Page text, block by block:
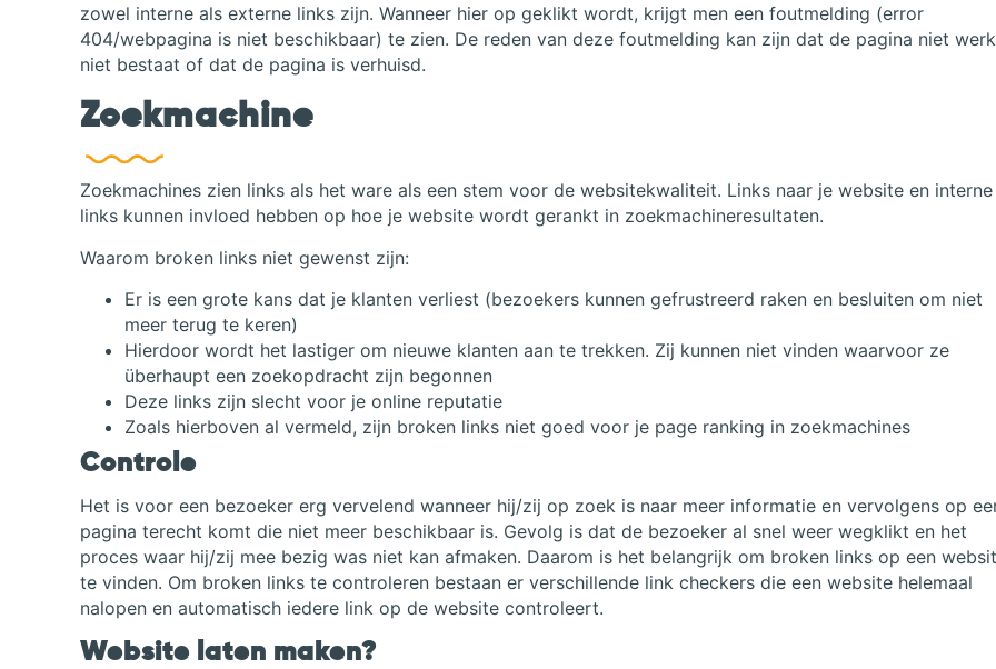
zowel interne als externe links zijn. Wanneer hier op geklikt wordt, krijgt men een foutmelding (error
404/webpagina is niet beschikbaar) te zien. De reden van deze foutmelding kan zijn dat de pagina niet
niet bestaat of dat de pagina is verhuisd.
Zoekmachine
Zoekmachines zien links als het ware als een stem voor de websitekwaliteit. Links naar je website en interne
links kunnen invloed hebben op hoe je website wordt gerankt in zoekmachineresultaten.
Waarom broken links niet gewenst zijn:
Er is een grote kans dat je klanten verliest (bezoekers kunnen gefrustreerd raken en besluiten om niet
meer terug te keren)
Hierdoor wordt het lastiger om nieuwe klanten aan te trekken. Zij kunnen niet vinden waarvoor ze
überhaupt een zoekopdracht zijn begonnen
Deze links zijn slecht voor je online reputatie
Zoals hierboven al vermeld, zijn broken links niet goed voor je page ranking in zoekmachines
Controle
Het is voor een bezoeker erg vervelend wanneer hij/zij op zoek is naar meer informatie en vervolgens op
pagina terecht komt die niet meer beschikbaar is. Gevolg is dat de bezoeker al snel weer wegklikt en het
proces waar hij/zij mee bezig was niet kan afmaken. Daarom is het belangrijk om broken links op een
te vinden. Om broken links te controleren bestaan er verschillende link checkers die een website helemaal
nalopen en automatisch iedere link op de website controleert.
Website laten maken?